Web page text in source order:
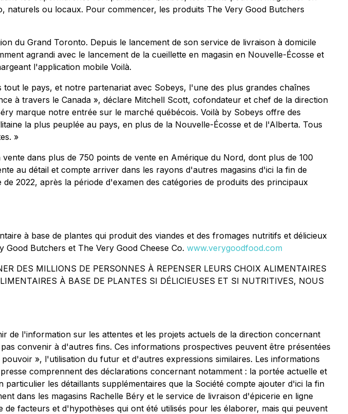
naturels ou locaux. Pour commencer, les produits The Very Good Butchers
du Grand Toronto. Depuis le lancement de son service de livraison à domicile
agrandi avec le lancement de la cueillette en magasin en Nouvelle-Écosse et
l'application mobile Voilà.
le pays, et notre partenariat avec Sobeys, l'une des plus grandes chaînes
à travers le Canada », déclare Mitchell Scott, cofondateur et chef de la direction
marque notre entrée sur le marché québécois. Voilà by Sobeys offre des
la plus peuplée au pays, en plus de la Nouvelle-Écosse et de l'Alberta. Tous
»
dans plus de 750 points de vente en Amérique du Nord, dont plus de 100
au détail et compte arriver dans les rayons d'autres magasins d'ici la fin de
2022, après la période d'examen des catégories de produits des principaux
à base de plantes qui produit des viandes et des fromages nutritifs et délicieux
Good Butchers et The Very Good Cheese Co. www.verygoodfood.com
DES MILLIONS DE PERSONNES À REPENSER LEURS CHOIX ALIMENTAIRES
À BASE DE PLANTES SI DÉLICIEUSES ET SI NUTRITIVES, NOUS
de l'information sur les attentes et les projets actuels de la direction concernant
convenir à d'autres fins. Ces informations prospectives peuvent être présentées
», l'utilisation du futur et d'autres expressions similaires. Les informations
comprennent des déclarations concernant notamment : la portée actuelle et
les détaillants supplémentaires que la Société compte ajouter d'ici la fin
dans les magasins Rachelle Béry et le service de livraison d'épicerie en ligne
facteurs et d'hypothèses qui ont été utilisés pour les élaborer, mais qui peuvent